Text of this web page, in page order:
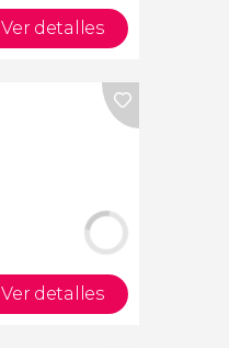
Ver detalles
Ver detalles